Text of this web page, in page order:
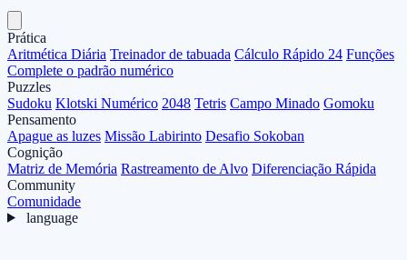
Prática
Aritmética Diária Treinador de tabuada Cálculo Rápido 24 Funções
Complete o padrão numérico
Puzzles
Sudoku Klotski Numérico 2048 Tetris Campo Minado Gomoku
Pensamento
Apague as luzes Missão Labirinto Desafio Sokoban
Cognição
Matriz de Memória Rastreamento de Alvo Diferenciação Rápida
Community
Comunidade
language